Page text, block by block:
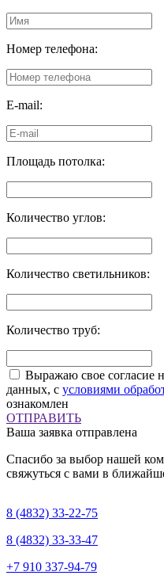
Номер телефона:
E-mail:
Площадь потолка:
Количество углов:
Количество светильников:
Количество труб:
Выражаю свое согласие
данных, с условиями
ознакомлен
ОТПРАВИТЬ
Ваша заявка отправлена
Спасибо за выбор нашей
свяжуться с вами в
8 (4832) 33-22-75
8 (4832) 33-33-47
+7 910 337-94-79